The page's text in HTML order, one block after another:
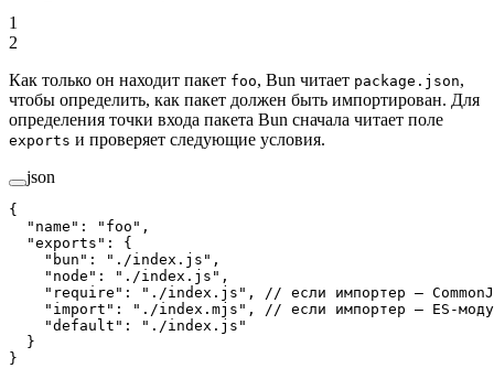
1
2
Как только он находит пакет foo, Bun читает package.json,
чтобы определить, как пакет должен быть импортирован. Для
определения точки входа пакета Bun сначала читает поле
exports и проверяет следующие условия.
json
{
  "name"
: "foo" ,
  "exports"
: {
    "bun"
: "./index.js" ,
    "node"
: "./index.js" ,
    "require"
: "./index.js" ,
// если импортер —
    "import"
: "./index.mjs" ,
// если импортер — ES-
    "default"
:
"./index.js"
  }
}